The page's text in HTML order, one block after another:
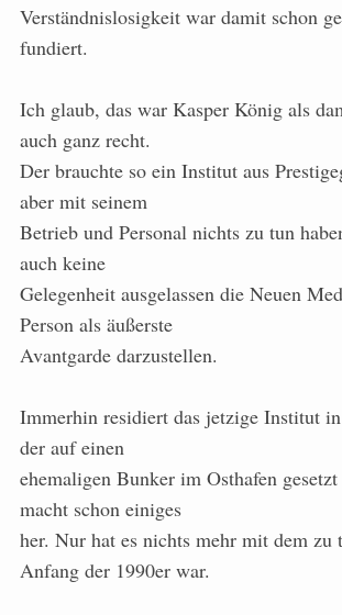
Verständnislosigkeit war damit schon
fundiert.
Ich glaub, das war Kasper König als
auch ganz recht.
Der brauchte so ein Institut aus
aber mit seinem
Betrieb und Personal nichts zu tun
auch keine
Gelegenheit ausgelassen die Neuen
Person als äußerste
Avantgarde darzustellen.
Immerhin residiert das jetzige Institut
der auf einen
ehemaligen Bunker im Osthafen
macht schon einiges
her. Nur hat es nichts mehr mit dem zu
Anfang der 1990er war.